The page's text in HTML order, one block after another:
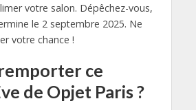
votre salon. Dépêchez-vous,
le 2 septembre 2025. Ne
votre chance !
ce
de Opjet Paris ?